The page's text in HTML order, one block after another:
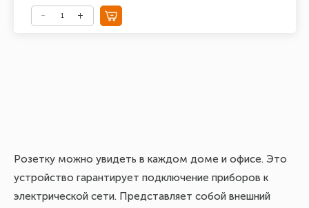
Розетку можно увидеть в каждом доме и офисе. Это
устройство гарантирует подключение приборов к
электрической сети. Представляет собой внешний